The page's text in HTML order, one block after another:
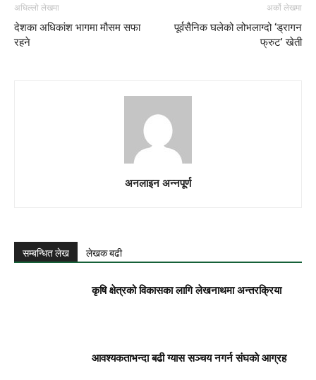
अघिल्लो लेखमा
देशका अधिकांश भागमा मौसम सफा
रहने
अर्को लेखमा
पूर्वसैनिक घलेको लोभलाग्दो ‘ड्रागन
फ्रुट’ खेती
अनलाइन अन्नपूर्ण
सम्बन्धित लेख लेखक बढी
कृषि क्षेत्रको विकासका लागि लेखनाथमा अन्तरक्रिया
आवश्यकताभन्दा बढी ग्यास सञ्चय नगर्न संघकाे आग्रह